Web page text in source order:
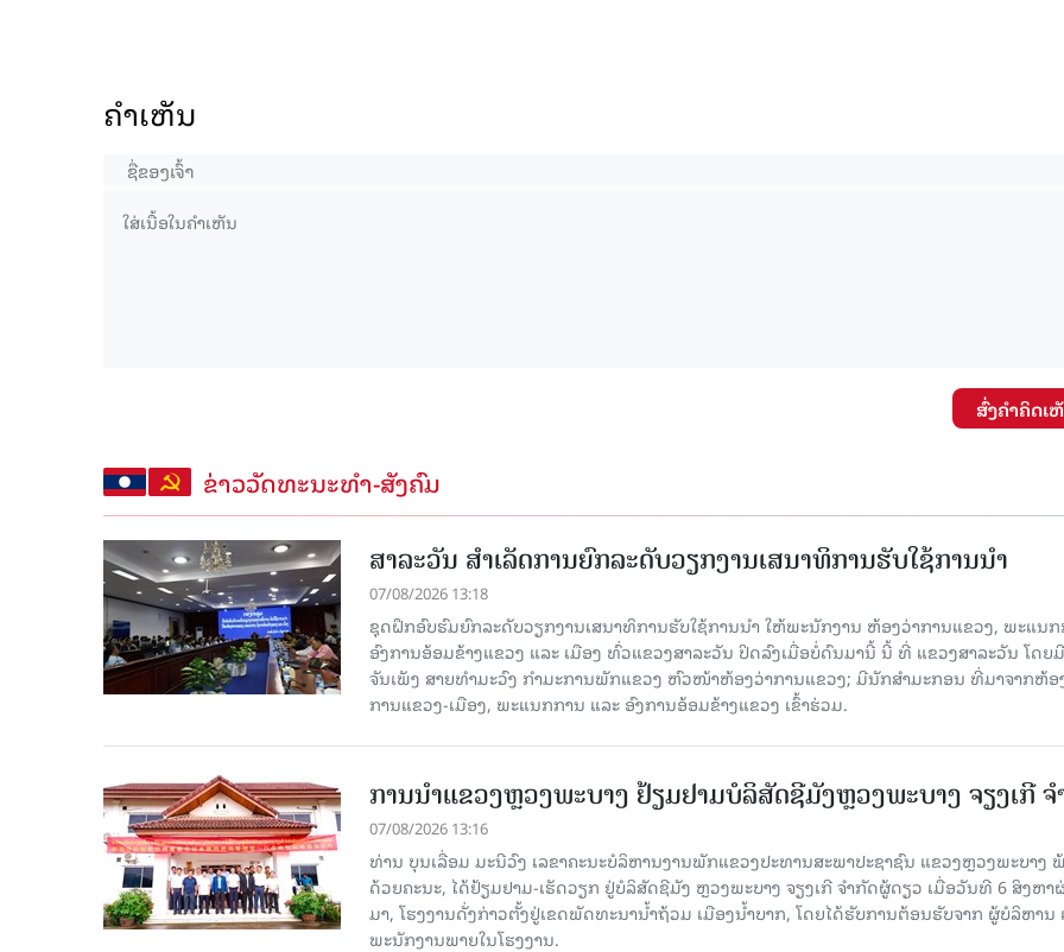
ຄໍາເຫັນ
ສົ່ງຄໍາຄິດເ
ຂ່າວວັດທະນະທຳ-ສັງຄົມ
ສາລະວັນ ສໍາເລັດການຍົກລະດັບວຽກງານເສນາທິການຮັບໃຊ້ການນໍາ
07/08/2026 13:18
ຊຸດຝຶກອົບຮົມຍົກລະດັບວຽກງານເສນາທິການຮັບໃຊ້ການນໍາ ໃຫ້ພະນັກງານ ຫ້ອງວ່າການແຂວງ, ພະແນ
ອົງການອ້ອມຂ້າງແຂວງ ແລະ ເມືອງ ທົ່ວແຂວງສາລະວັນ ປິດລົງເມື່ອ​ບໍ່​ດົນ​ມາ​ນີ້ ນີ້ ທີ່ ແຂວງສາລະວັນ ໂດຍ​
ຈັນເພັງ ສາຍທຳມະວົງ ກຳມະການພັກແຂວງ ຫົວໜ້າຫ້ອງວ່າການແຂວງ; ມີນັກສຳມະກອນ ທີ່ມາຈາກຫ້ອ
ການແຂວງ-ເມືອງ, ພະແນກການ ແລະ ອົງການອ້ອມຂ້າງແຂວງ ເຂົ້າຮ່ວມ.
ການນຳແຂວງຫຼວງພະບາງ ຢ້ຽມ​ຢາມບໍ​ລິ​ສັດຊີມັງຫຼວງພະບາງ ຈຽງເກີ ຈໍ
07/08/2026 13:16
ທ່ານ ບຸນເລື່ອມ ມະນີວົງ ເລ​ຂາ​ຄະ​ນະ​ບໍ​ລິ​ຫານ​ງານ​ພັກແຂວງປະທານສະພາປະຊາຊົນ ແຂວງຫຼວງພະບາງ
ດ້ວຍຄະນະ, ໄດ້ຢ້ຽມຢາມ-ເຮັດວຽກ ຢູ່ບໍລິສັດຊີມັງ ຫຼວງພະບາງ ຈຽງເກີ ຈໍາກັດຜູ້ດຽວ ເມື່ອ​ວັນ​ທີ 6 ສິງ​ຫາ​
ມາ, ໂຮງ​ງານ​ດັ່ງ​ກ່າວຕັ້ງຢູ່ເຂດພັດທະນານ້ຳຖ້ວມ ເມືອງນໍ້າບາກ, ໂດຍໄດ້ຮັບການຕ້ອນຮັບຈາກ ຜູ້ບໍລິຫານ
ພະນັກງານພາຍໃນໂຮງງານ.